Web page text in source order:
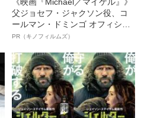
父ジョセフ・ジャクソン役、コ
ールマン・ドミンゴ オフィシャ
ルインタビュー“観客を魅了した
語る”《日本興収70億円突破》
PR（キノフィルムズ）